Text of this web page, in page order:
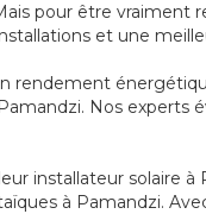
pour être vraiment
et une
rendement
Nos experts
installateur solaire
à Pamandzi.